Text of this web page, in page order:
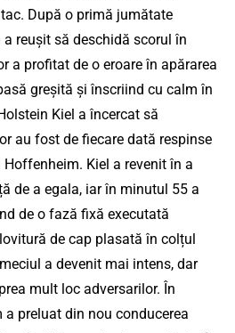
După o primă jumătate
reușit să deschidă scorul în
a profitat de o eroare în apărarea
greșită și înscriind cu calm în
Kiel a încercat să
au fost de fiecare dată respinse
Kiel a revenit în a
de a egala, iar în minutul 55 a
de o fază fixă executată
de cap plasată în colțul
a devenit mai intens, dar
mult loc adversarilor. În
preluat din nou conducerea